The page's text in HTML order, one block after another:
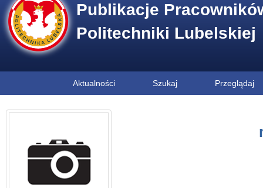
Publikacje
Politechniki Lubelskiej
Aktualności Szukaj Przeglądaj